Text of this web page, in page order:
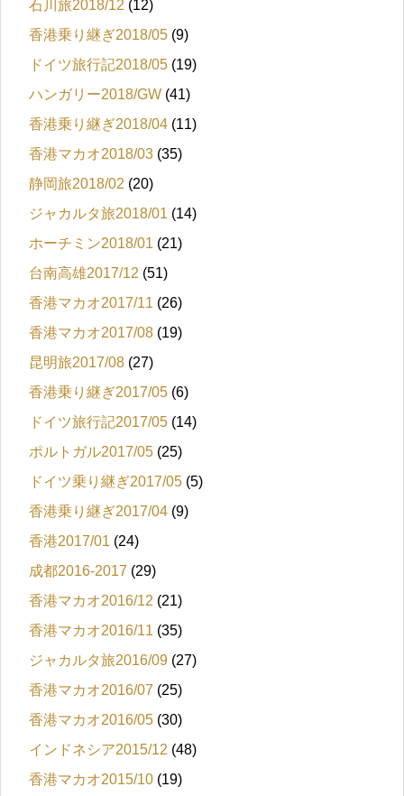
石川旅2018/12 (12)
香港乗り継ぎ2018/05 (9)
ドイツ旅行記2018/05 (19)
ハンガリー2018/GW (41)
香港乗り継ぎ2018/04 (11)
香港マカオ2018/03 (35)
静岡旅2018/02 (20)
ジャカルタ旅2018/01 (14)
ホーチミン2018/01 (21)
台南高雄2017/12 (51)
香港マカオ2017/11 (26)
香港マカオ2017/08 (19)
昆明旅2017/08 (27)
香港乗り継ぎ2017/05 (6)
ドイツ旅行記2017/05 (14)
ポルトガル2017/05 (25)
ドイツ乗り継ぎ2017/05 (5)
香港乗り継ぎ2017/04 (9)
香港2017/01 (24)
成都2016-2017 (29)
香港マカオ2016/12 (21)
香港マカオ2016/11 (35)
ジャカルタ旅2016/09 (27)
香港マカオ2016/07 (25)
香港マカオ2016/05 (30)
インドネシア2015/12 (48)
香港マカオ2015/10 (19)